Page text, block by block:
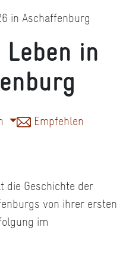
in Aschaffenburg
in
Empfehlen
die Geschichte der
von ihrer ersten
im